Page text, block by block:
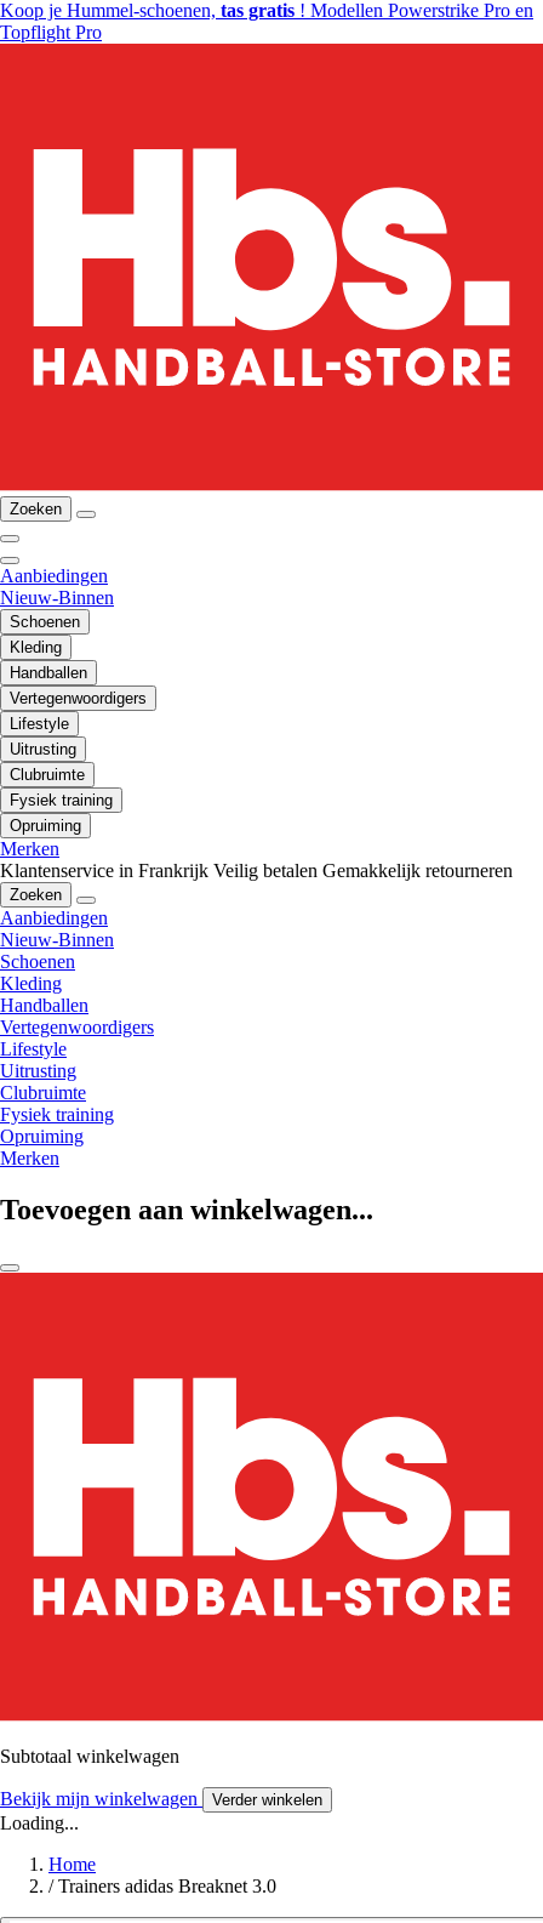
Koop je Hummel-schoenen, tas gratis ! Modellen Powerstrike Pro en
Topflight Pro
Zoeken
Aanbiedingen
Nieuw-Binnen
Schoenen
Kleding
Handballen
Vertegenwoordigers
Lifestyle
Uitrusting
Clubruimte
Fysiek training
Opruiming
Merken
Klantenservice in Frankrijk Veilig betalen Gemakkelijk retourneren
Zoeken
Aanbiedingen
Nieuw-Binnen
Schoenen
Kleding
Handballen
Vertegenwoordigers
Lifestyle
Uitrusting
Clubruimte
Fysiek training
Opruiming
Merken
Toevoegen aan winkelwagen...
Subtotaal winkelwagen
Bekijk mijn winkelwagen Verder winkelen
Loading...
Home
/ Trainers adidas Breaknet 3.0